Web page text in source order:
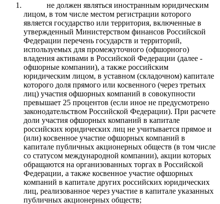
не должен являться иностранным юридическим
лицом, в том числе местом регистрации которого
является государство или территория, включенные в
утвержденный Министерством финансов Российской
Федерации перечень государств и территорий,
используемых для промежуточного (офшорного)
владения активами в Российской Федерации (далее -
офшорные компании), а также российским
юридическим лицом, в уставном (складочном) капитале
которого доля прямого или косвенного (через третьих
лиц) участия офшорных компаний в совокупности
превышает 25 процентов (если иное не предусмотрено
законодательством Российской Федерации). При расчете
доли участия офшорных компаний в капитале
российских юридических лиц не учитывается прямое и
(или) косвенное участие офшорных компаний в
капитале публичных акционерных обществ (в том числе
со статусом международной компании), акции которых
обращаются на организованных торгах в Российской
Федерации, а также косвенное участие офшорных
компаний в капитале других российских юридических
лиц, реализованное через участие в капитале указанных
публичных акционерных обществ;